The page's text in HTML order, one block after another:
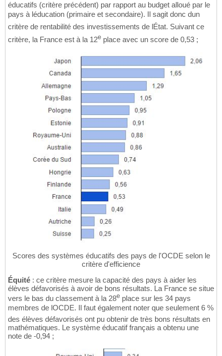
éducatifs (critère précédent) par rapport au budget alloué par le
pays à léducation (primaire et secondaire). Il sagit donc dun
critère de rentabilité des investissements de lÉtat. Suivant ce
critère, la France est à la 12e place avec un score de 0,53 ;
Scores des systèmes éducatifs des pays de l'OCDE selon le
critère d'efficience
Équité : ce critère mesure la capacité des pays à aider les
élèves défavorisés à avoir de bons résultats. La France se situe
vers le bas du classement à la 28e place sur les 34 pays
membres de lOCDE. Il faut également noter que seulement 6 %
des élèves défavorisés ont pu obtenir de très bons résultats en
mathématiques. Le système éducatif français a obtenu une
note de -0,94 ;